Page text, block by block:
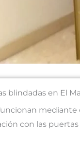
blindadas en El
con las